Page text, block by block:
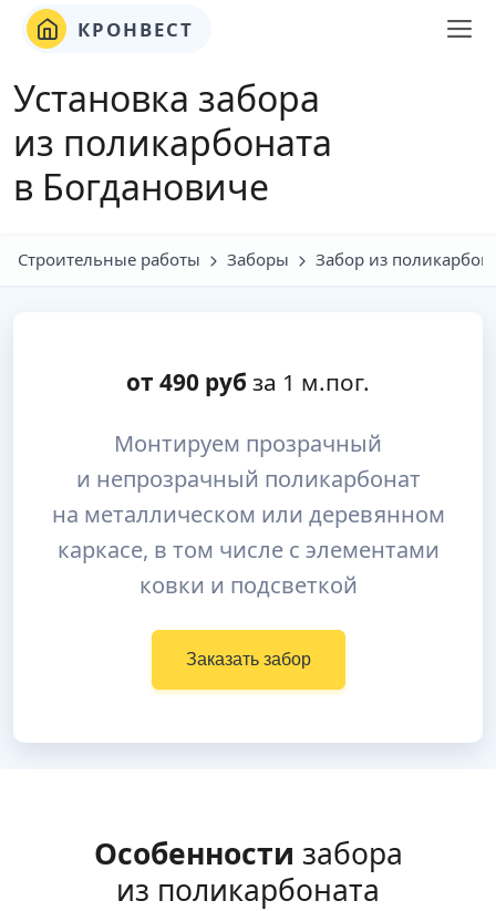
КРОНВЕСТ
Установка забора
из поликарбоната
в Богдановиче
Строительные работы Заборы Забор из
от 490 руб за 1 м.пог.
Монтируем прозрачный
и непрозрачный поликарбонат
на металлическом или деревянном
каркасе, в том числе с элементами
ковки и подсветкой
Заказать забор
Особенности забора
из поликарбоната